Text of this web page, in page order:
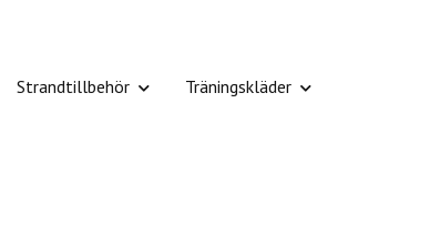
Strandtillbehör Träningskläder